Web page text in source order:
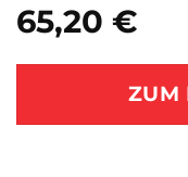
65,20 €
ZUM